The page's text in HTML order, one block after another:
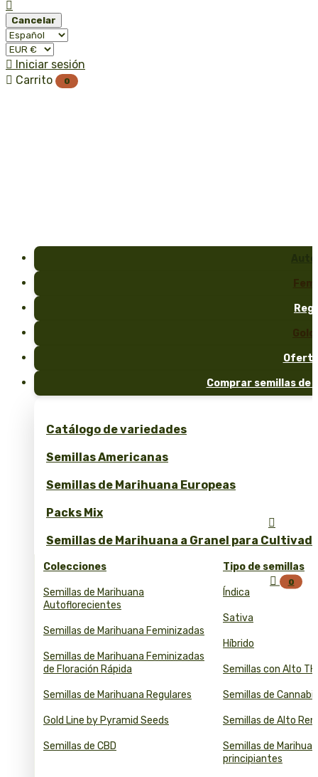

Cancelar
 Iniciar sesión
 Carrito 0
Fem
Reg
Gold
Comprar semillas de
Catálogo de variedades
Semillas Americanas
Semillas de Marihuana Europeas
Packs Mix
Semillas de Marihuana a Granel para
Colecciones
Semillas de Marihuana
Autoflorecientes
Semillas de Marihuana Feminizadas
Semillas de Marihuana Feminizadas
de Floración Rápida
Semillas de Marihuana Regulares
Gold Line by Pyramid Seeds
Semillas de CBD
Tipo de semillas
Índica
Sativa
Híbrido
Semillas con Alto
Semillas de
Semillas de Alto
Semillas de
principiantes

 0